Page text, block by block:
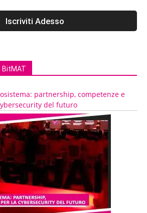
BitMAT
partnership, competenze e
del futuro